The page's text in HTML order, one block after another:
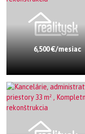
6,500 €/mesiac